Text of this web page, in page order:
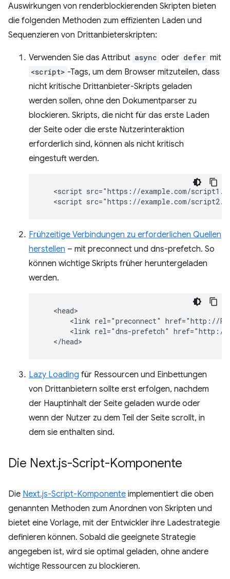
Auswirkungen von renderblockierenden Skripten bieten
die folgenden Methoden zum effizienten Laden und
Sequenzieren von Drittanbieterskripten:
Verwenden Sie das Attribut async oder defer mit
<script> -Tags, um dem Browser mitzuteilen, dass
nicht kritische Drittanbieter-Skripts geladen
werden sollen, ohne den Dokumentparser zu
blockieren. Skripts, die nicht für das erste Laden
der Seite oder die erste Nutzerinteraktion
erforderlich sind, können als nicht kritisch
eingestuft werden.
<script src="https://example.com/
Frühzeitige Verbindungen zu erforderlichen Quellen
herstellen – mit preconnect und dns-prefetch. So
können wichtige Skripts früher heruntergeladen
werden.
   <head>
<link rel="preconnect" href="http://
<link rel="dns-prefetch"
Lazy Loading für Ressourcen und Einbettungen
von Drittanbietern sollte erst erfolgen, nachdem
der Hauptinhalt der Seite geladen wurde oder
wenn der Nutzer zu dem Teil der Seite scrollt, in
dem sie enthalten sind.
Die Next.js-Script-Komponente
Die Next.js-Script-Komponente implementiert die oben
genannten Methoden zum Anordnen von Skripten und
bietet eine Vorlage, mit der Entwickler ihre Ladestrategie
definieren können. Sobald die geeignete Strategie
angegeben ist, wird sie optimal geladen, ohne andere
wichtige Ressourcen zu blockieren.